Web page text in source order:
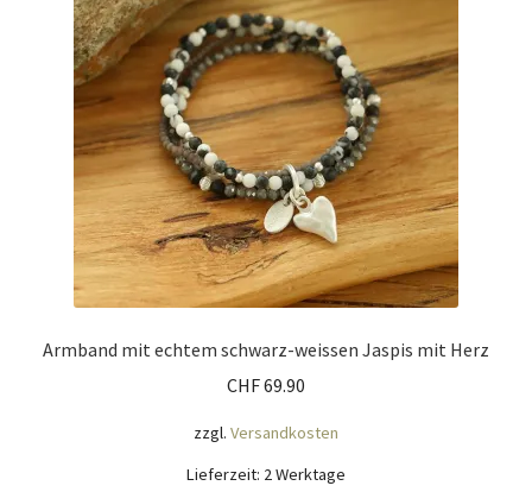
Armband mit echtem schwarz-weissen Jaspis mit Herz
CHF69.90
zzgl. Versandkosten
Lieferzeit: 2 Werktage